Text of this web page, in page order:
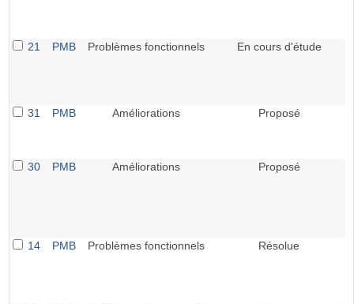
21 PMB Problèmes fonctionnels En cours d'étude
31 PMB Améliorations Proposé
30 PMB Améliorations Proposé
14 PMB Problèmes fonctionnels Résolue